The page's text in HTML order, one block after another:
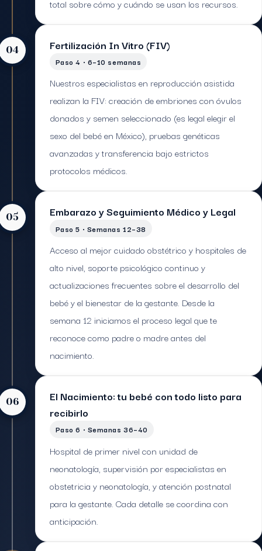
total sobre cómo y cuándo se usan los recursos.
04 Fertilización In Vitro (FIV)
Paso 4 · 6–10 semanas
Nuestros especialistas en reproducción asistida
realizan la FIV: creación de embriones con óvulos
donados y semen seleccionado (es legal elegir el
sexo del bebé en México), pruebas genéticas
avanzadas y transferencia bajo estrictos
protocolos médicos.
05 Embarazo y Seguimiento Médico y Legal
Paso 5 · Semanas 12–38
Acceso al mejor cuidado obstétrico y hospitales de
alto nivel, soporte psicológico continuo y
actualizaciones frecuentes sobre el desarrollo del
bebé y el bienestar de la gestante. Desde la
semana 12 iniciamos el proceso legal que te
reconoce como padre o madre antes del
nacimiento.
06
El Nacimiento: tu bebé con todo listo para
recibirlo
Paso 6 · Semanas 36–40
Hospital de primer nivel con unidad de
neonatología, supervisión por especialistas en
obstetricia y neonatología, y atención postnatal
para la gestante. Cada detalle se coordina con
anticipación.